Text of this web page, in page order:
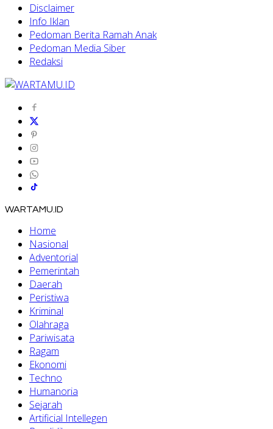
Disclaimer
Info Iklan
Pedoman Berita Ramah Anak
Pedoman Media Siber
Redaksi
WARTAMU.ID
Home
Nasional
Adventorial
Pemerintah
Daerah
Peristiwa
Kriminal
Olahraga
Pariwisata
Ragam
Ekonomi
Techno
Humanoria
Sejarah
Artificial Intellegen